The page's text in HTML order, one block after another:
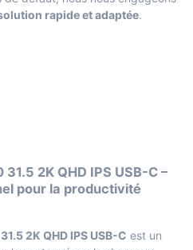
rapide et adaptée.
2K QHD IPS USB-C –
pour la productivité
2K QHD IPS USB-C est un